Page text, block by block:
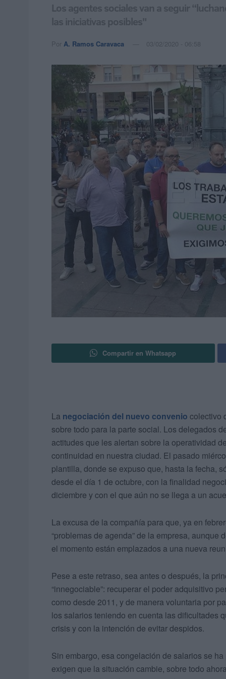
Los agentes sociales van a seguir
las iniciativas posibles"
Por A. Ramos Caravaca 03/02/2020 - 06:58
Compartir en Whatsapp
La negociación del nuevo convenio colectivo
sobre todo para la parte social. Los delegados
actitudes que les alertan sobre la operatividad
continuidad en nuestra ciudad. El pasado
plantilla, donde se expuso que, hasta la fecha,
desde el día 1 de octubre, con la finalidad
diciembre y con el que aún no se llega a un
La excusa de la compañía para que, ya en
“problemas de agenda” de la empresa, aunque
el momento están emplazados a una nueva
Pese a este retraso, sea antes o después, la
“innegociable”: recuperar el poder adquisitivo
como desde 2011, y de manera voluntaria por
los salarios teniendo en cuenta las dificultades
crisis y con la intención de evitar despidos.
Sin embargo, esa congelación de salarios se
exigen que la situación cambie, sobre todo